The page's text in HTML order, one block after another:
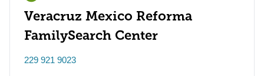
Veracruz Mexico Reforma
FamilySearch Center
229 921 9023